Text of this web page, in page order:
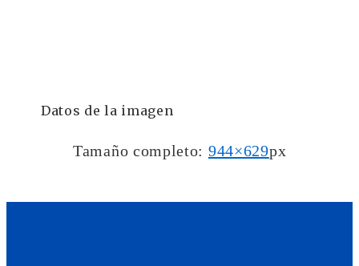
Datos de la imagen
Tamaño completo: 944×629px